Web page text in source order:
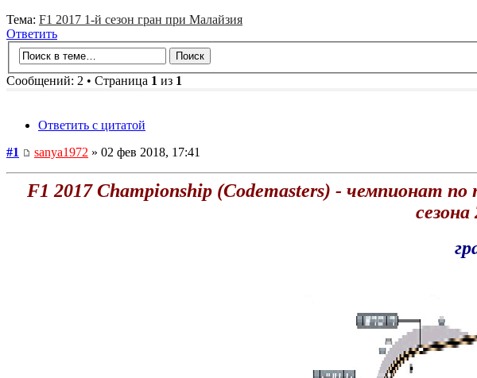
Тема: F1 2017 1-й сезон гран при Малайзия
Ответить
Сообщений: 2 • Страница 1 из 1
Ответить с цитатой
#1
sanya1972 » 02 фев 2018, 17:41
F1 2017 Championship (Codemasters) - чемпионат